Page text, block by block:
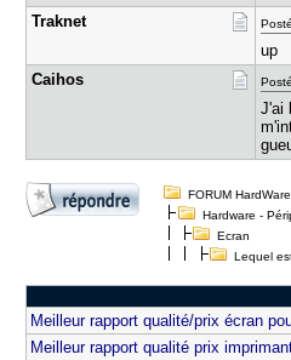
Traknet
up
Caihos
J'ai
FORUM
Hardware -
Ecran
Lequel
Meilleur rapport qualité/prix écran
Meilleur rapport qualité prix